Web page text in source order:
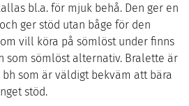
bl.a. för mjuk behå. Den ger en
ger stöd utan båge för den
vill köra på sömlöst under finns
som sömlöst alternativ. Bralette är
som är väldigt bekväm att bära
stöd.